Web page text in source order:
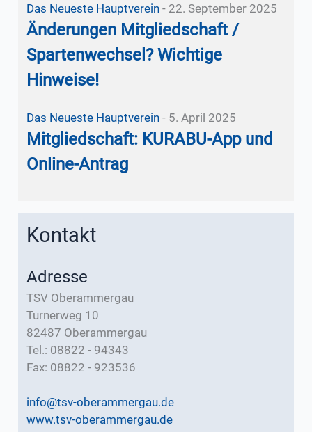
Das Neueste Hauptverein- 22. September 2025
Änderungen Mitgliedschaft /
Spartenwechsel? Wichtige
Hinweise!
Das Neueste Hauptverein- 5. April 2025
Mitgliedschaft: KURABU-App und
Online-Antrag
Kontakt
Adresse
TSV Oberammergau
Turnerweg 10
82487 Oberammergau
Tel.: 08822 - 94343
Fax: 08822 - 923536
info@tsv-oberammergau.de
www.tsv-oberammergau.de